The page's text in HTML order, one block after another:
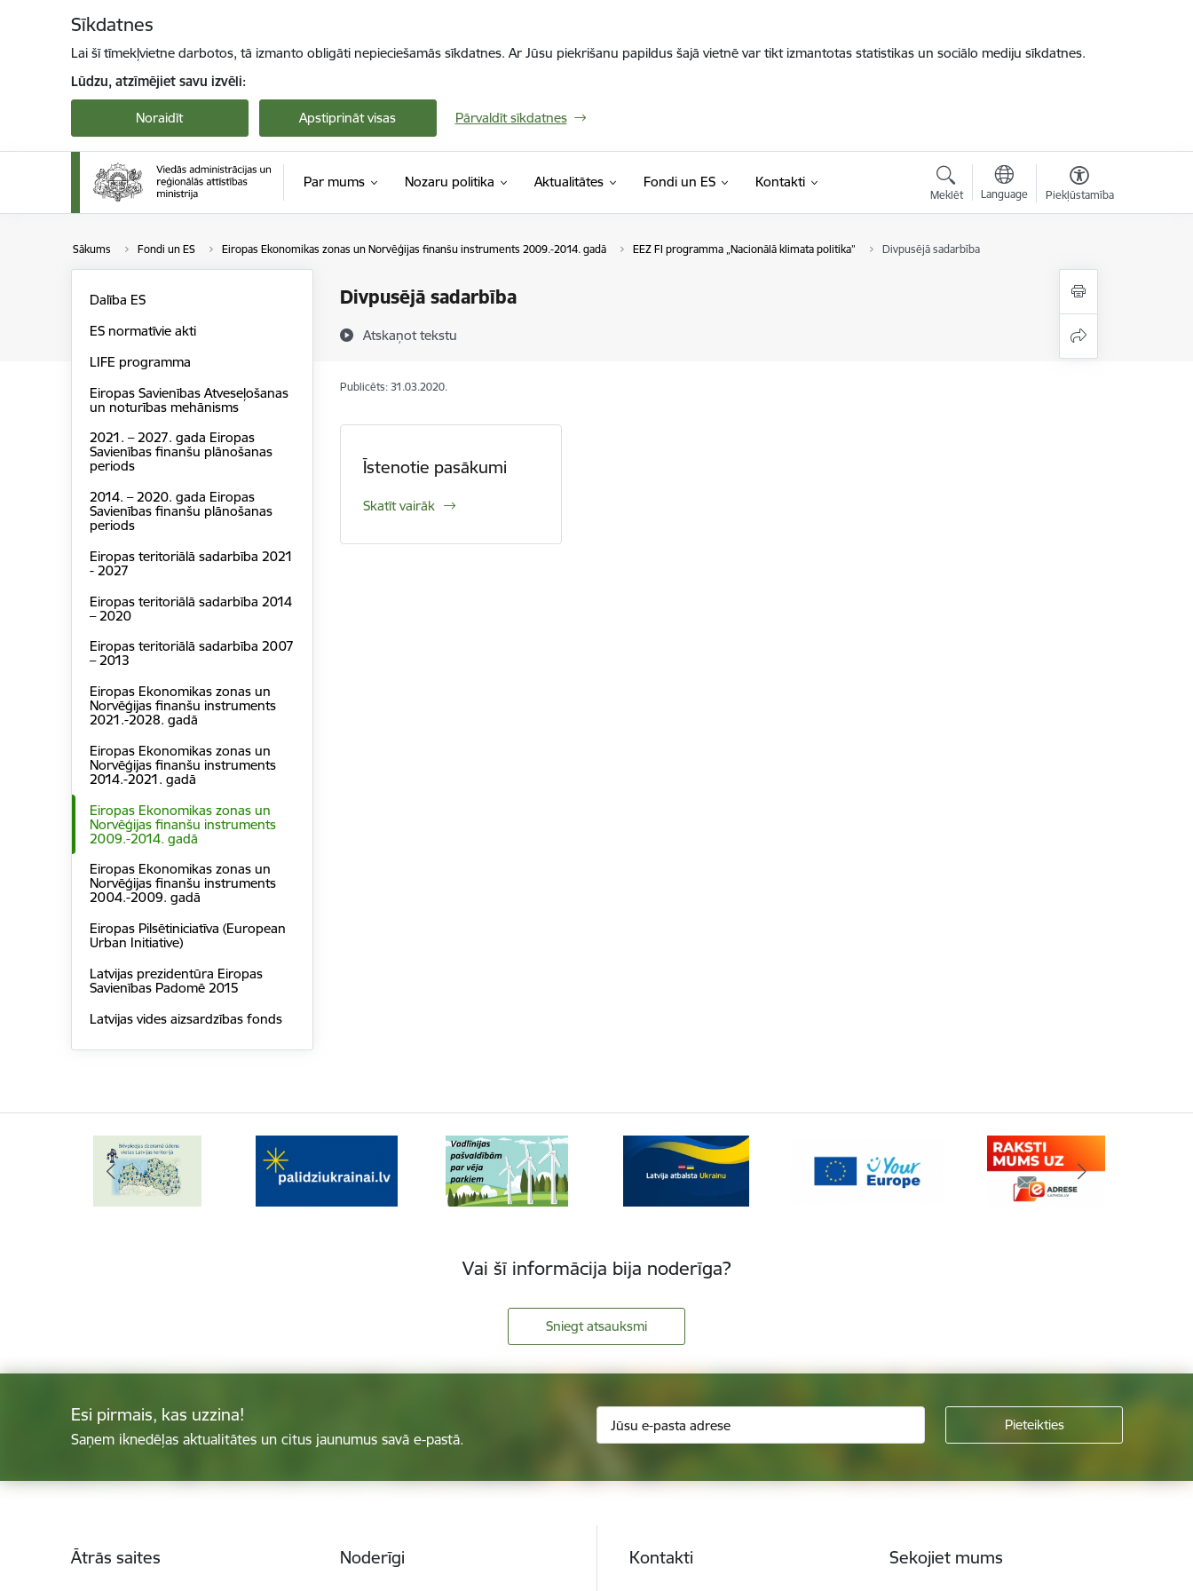
Sīkdatnes
Lai šī tīmekļvietne darbotos, tā izmanto obligāti nepieciešamās sīkdatnes. Ar Jūsu piekrišanu papildus šajā vietnē var tikt izmantotas statistikas un sociālo mediju sīkdatnes.
Lūdzu, atzīmējiet savu izvēli:
Noraidīt Apstiprināt visas Pārvaldīt sīkdatnes
Par mums Nozaru politika Aktualitātes Fondi un ES Kontakti
Meklēt Language Piekļūstamība
Sākums Fondi un ES Eiropas Ekonomikas zonas un Norvēģijas finanšu instruments 2009.-2014. gadā EEZ FI programma „Nacionālā klimata politika” Divpusējā sadarbība
Divpusējā sadarbība
Atskaņot tekstu
Dalība ES
ES normatīvie akti
LIFE programma
Eiropas Savienības Atveseļošanas
un noturības mehānisms
2021. – 2027. gada Eiropas
Savienības finanšu plānošanas
periods
2014. – 2020. gada Eiropas
Savienības finanšu plānošanas
periods
Eiropas teritoriālā sadarbība 2021
- 2027
Eiropas teritoriālā sadarbība 2014
– 2020
Eiropas teritoriālā sadarbība 2007
– 2013
Eiropas Ekonomikas zonas un
Norvēģijas finanšu instruments
2021.-2028. gadā
Eiropas Ekonomikas zonas un
Norvēģijas finanšu instruments
2014.-2021. gadā
Eiropas Ekonomikas zonas un
Norvēģijas finanšu instruments
2009.-2014. gadā
Eiropas Ekonomikas zonas un
Norvēģijas finanšu instruments
2004.-2009. gadā
Eiropas Pilsētiniciatīva (European
Urban Initiative)
Latvijas prezidentūra Eiropas
Savienības Padomē 2015
Latvijas vides aizsardzības fonds
Publicēts: 31.03.2020.
Īstenotie pasākumi
Skatīt vairāk
Vai šī informācija bija noderīga?
Sniegt atsauksmi
Esi pirmais, kas uzzina!
Saņem iknedēļas aktualitātes un citus jaunumus savā e-pastā.
Ātrās saites Noderīgi Kontakti Sekojiet mums